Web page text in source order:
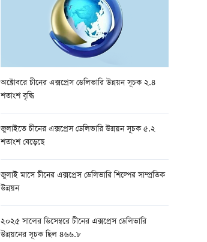
অক্টোবরে চীনের এক্সপ্রেস ডেলিভারি উন্নয়ন সূচক ২.৪
শতাংশ বৃদ্ধি
জুলাইতে চীনের এক্সপ্রেস ডেলিভারি উন্নয়ন সূচক ৫.২
শতাংশ বেড়েছে
জুলাই মাসে চীনের এক্সপ্রেস ডেলিভারি শিল্পের সাম্প্রতিক
উন্নয়ন
২০২৫ সালের ডিসেম্বরে চীনের এক্সপ্রেস ডেলিভারি
উন্নয়নের সূচক ছিল ৪৬৬.৮